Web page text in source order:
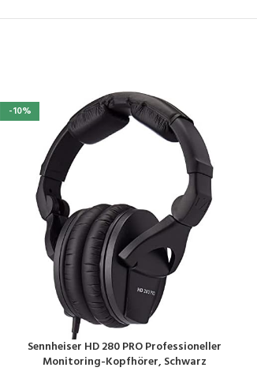
-10%
PRODUKT KAUFEN
Sennheiser HD 280 PRO Professioneller
Monitoring-Kopfhörer, Schwarz